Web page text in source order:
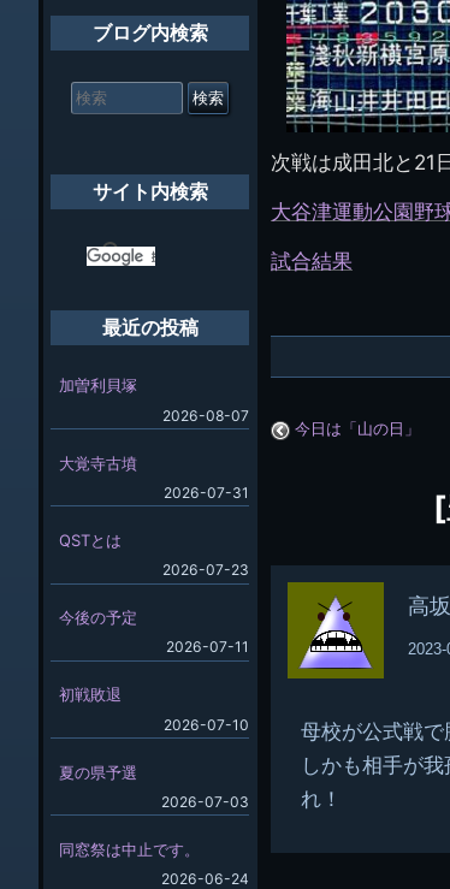
次戦は成田北と21
大谷津運動公園野
試合結果
今日は「山の日」
高
母校が公式戦で
しかも相手が
れ！
ブログ内検索
索
サイト内検索
最近の投稿
加曽利貝塚
2026-08-07
大覚寺古墳
2026-07-31
QSTとは
2026-07-23
今後の予定
2026-07-11
初戦敗退
2026-07-10
夏の県予選
2026-07-03
同窓祭は中止です。
2026-06-24